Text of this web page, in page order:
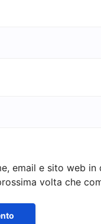
email e sito web in
volta che